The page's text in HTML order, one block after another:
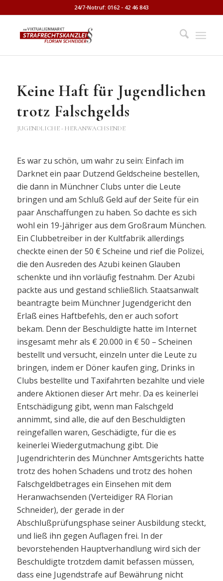
24/7-Notruf: 0162 - 42 46 843
Keine Haft für Jugendlichen
trotz Falschgelds
JUGENDLICHE - HERANWACHSENDE
Es war zu schön, um wahr zu sein: Einfach im
Darknet ein paar Dutzend Geldscheine bestellen,
die dann in Münchner Clubs unter die Leute
bringen und am Schluß Geld auf der Seite für ein
paar Anschaffungen zu haben. So dachte es sich
wohl ein 19-Jähriger aus dem Großraum München.
Ein Clubbetreiber in der Kultfabrik allerdings
checkte einen der 50 € Scheine und rief die Polizei,
die den Ausreden des Azubi keinen Glauben
schenkte und ihn vorläufig festnahm. Der Azubi
packte aus und gestand schließlich. Staatsanwalt
beantragte beim Münchner Jugendgericht den
Erlaß eines Haftbefehls, den er auch sofort
bekam. Denn der Beschuldigte hatte im Internet
insgesamt mehr als € 20.000 in € 50 – Scheinen
bestellt und versucht, einzeln unter die Leute zu
bringen, indem er Döner kaufen ging, Drinks in
Clubs bestellte und Taxifahrten bezahlte und viele
andere Aktionen dieser Art mehr. Da es keinerlei
Entschädigung gibt, wenn man Falschgeld
annimmt, sind alle, die auf den Beschuldigten
reingefallen waren, Geschädigte, für die es
keinerlei Wiedergutmachung gibt. Die
Jugendrichterin des Münchner Amtsgerichts hatte
trotz des hohen Schadens und trotz des hohen
Falschgeldbetrages ein Einsehen mit dem
Heranwachsenden (Verteidiger RA Florian
Schneider), der gerade in der
Abschlußprüfungsphase seiner Ausbildung steckt,
und ließ ihn gegen Auflagen frei. In der
bevorstehenden Hauptverhandlung wird sich der
Beschuldigte trotzdem damit befassen müssen,
dass eine Jugendstrafe auf Bewährung nicht